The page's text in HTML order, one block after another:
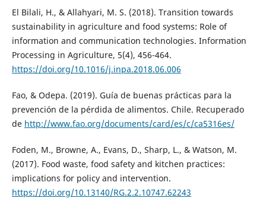
El Bilali, H., & Allahyari, M. S. (2018). Transition towards
sustainability in agriculture and food systems: Role of
information and communication technologies. Information
Processing in Agriculture, 5(4), 456-464.
https://doi.org/10.1016/j.inpa.2018.06.006
Fao, & Odepa. (2019). Guía de buenas prácticas para la
prevención de la pérdida de alimentos. Chile. Recuperado
de http://www.fao.org/documents/card/es/c/ca5316es/
Foden, M., Browne, A., Evans, D., Sharp, L., & Watson, M.
(2017). Food waste, food safety and kitchen practices:
implications for policy and intervention.
https://doi.org/10.13140/RG.2.2.10747.62243